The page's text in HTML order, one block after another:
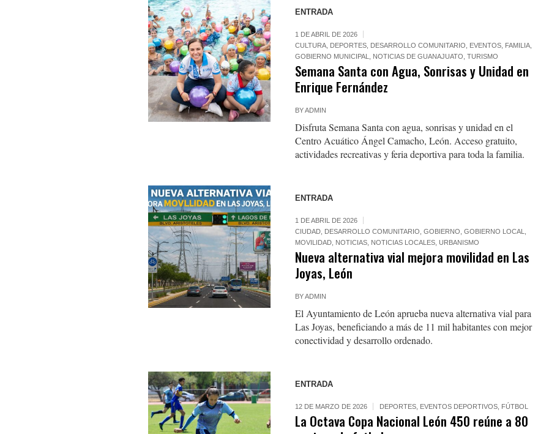
ENTRADA
1 DE ABRIL DE 2026
CULTURA, DEPORTES, DESARROLLO COMUNITARIO EVENTOS, FAMILIA,
GOBIERNO MUNICIPAL
NOTICIAS DE GUANAJUATO TURISMO
Semana Santa con Agua, Sonrisas y Unidad en
Enrique Fernández
BYADMIN
Disfruta Semana Santa con agua, sonrisas y unidad en el
Centro Acuático Ángel Camacho, León. Acceso gratuito,
actividades recreativas y feria deportiva para toda la familia.
ENTRADA
1 DE ABRIL DE 2026
CIUDAD, DESARROLLO COMUNITARIO GOBIERNO GOBIERNO LOCAL
MOVILIDAD, NOTICIAS, NOTICIAS LOCALES, URBANISMO
Nueva alternativa vial mejora movilidad en Las
Joyas, León
BYADMIN
El Ayuntamiento de León aprueba nueva alternativa vial para
Las Joyas, beneficiando a más de 11 mil habitantes con mejor
conectividad y desarrollo ordenado.
ENTRADA
12 DE MARZO DE 2026 DEPORTES, EVENTOS DEPORTIVOS, FÚTBOL
La Octava Copa Nacional León 450 reúne a 80